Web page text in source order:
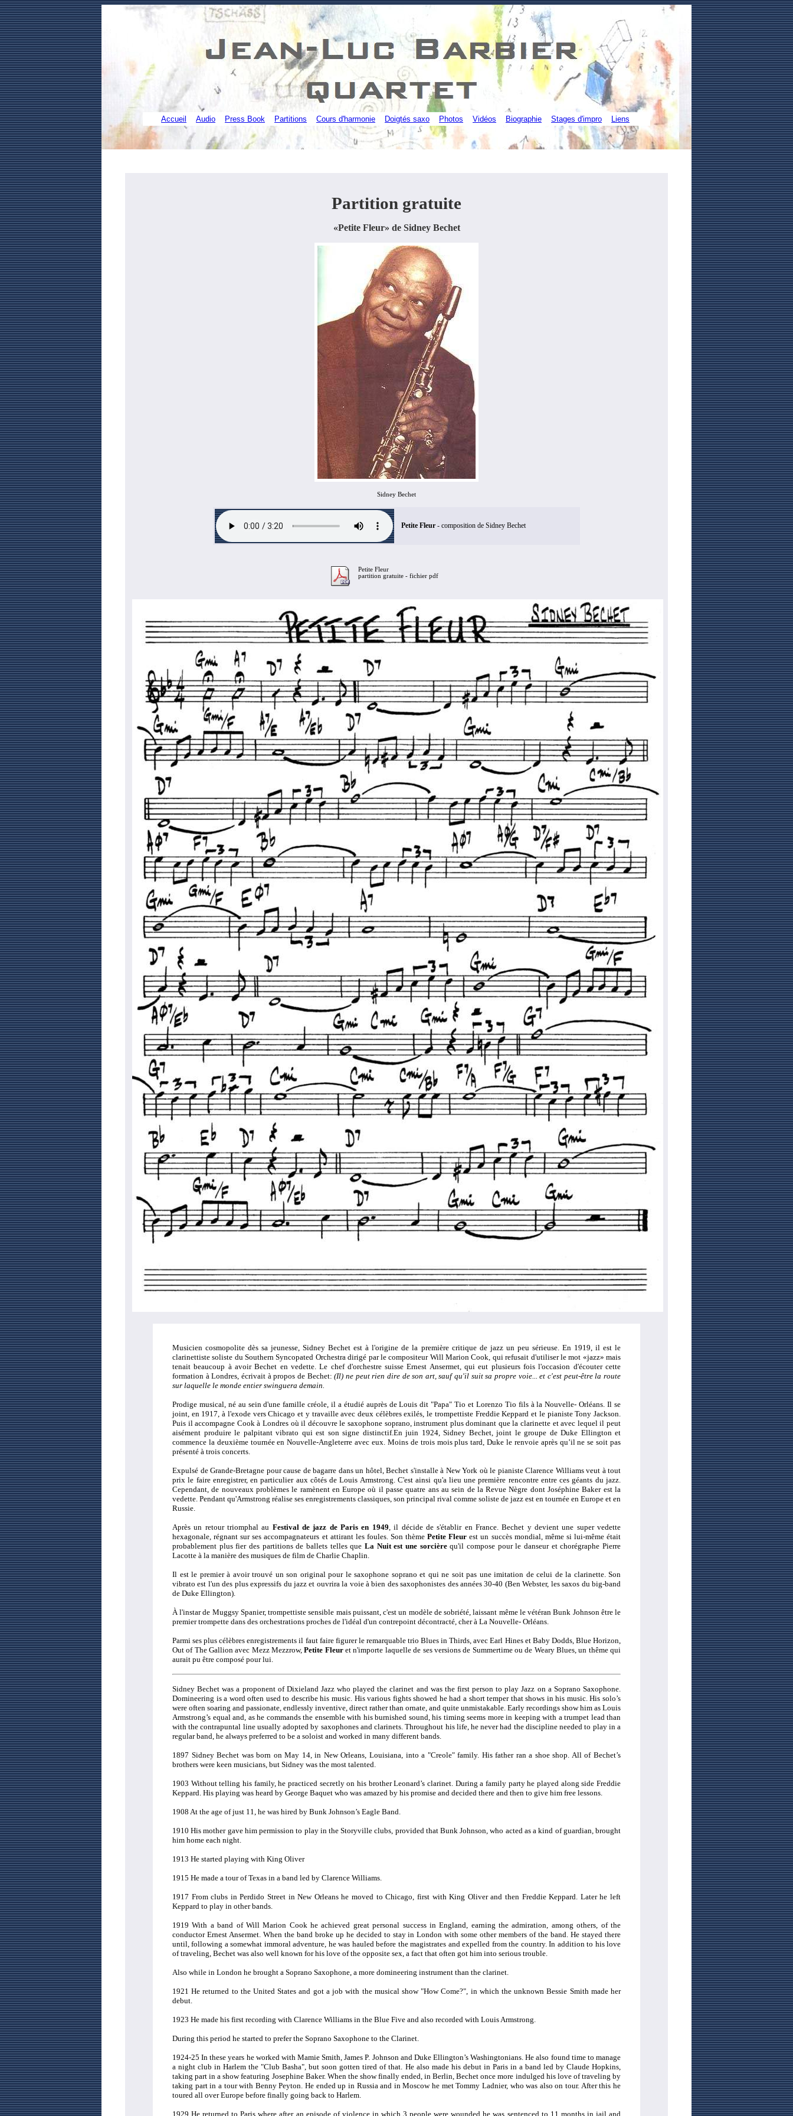
Accueil Audio Press Book Partitions Cours d'harmonie Doigtés saxo Photos Vidéos Biographie Stages d'impro Liens
Partition gratuite
«Petite Fleur» de Sidney Bechet
Sidney Bechet
Petite Fleur - composition de Sidney Bechet
Petite Fleur
partition gratuite - fichier pdf
Musicien cosmopolite dès sa jeunesse, Sidney Bechet est à l'origine de la première critique de jazz un peu sérieuse. En 1919, il est le
clarinettiste soliste du Southern Syncopated Orchestra dirigé par le compositeur Will Marion Cook, qui refusait d'utiliser le mot «jazz» mais
tenait beaucoup à avoir Bechet en vedette. Le chef d'orchestre suisse Ernest Ansermet, qui eut plusieurs fois l'occasion d'écouter cette
formation à Londres, écrivait à propos de Bechet:(Il) ne peut rien dire de son art, sauf qu'il suit sa propre voie... et c'est peut-être la route
sur laquelle le monde entier swinguera demain.
Prodige musical, né au sein d'une famille créole, il a étudié auprès de Louis dit "Papa" Tio et Lorenzo Tio fils à la Nouvelle- Orléans. Il se
joint, en 1917, à l'exode vers Chicago et y travaille avec deux célèbres exilés, le trompettiste Freddie Keppard et le pianiste Tony Jackson.
Puis il accompagne Cook à Londres où il découvre le saxophone soprano, instrument plus dominant que la clarinette et avec lequel il peut
aisément produire le palpitant vibrato qui est son signe distinctif.En juin 1924, Sidney Bechet, joint le groupe de Duke Ellington et
commence la deuxième tournée en Nouvelle-Angleterre avec eux. Moins de trois mois plus tard, Duke le renvoie après qu’il ne se soit pas
présenté à trois concerts.
Expulsé de Grande-Bretagne pour cause de bagarre dans un hôtel, Bechet s'installe à New York où le pianiste Clarence Williams veut à tout
prix le faire enregistrer, en particulier aux côtés de Louis Armstrong. C'est ainsi qu'a lieu une première rencontre entre ces géants du jazz.
Cependant, de nouveaux problèmes le ramènent en Europe où il passe quatre ans au sein de la Revue Nègre dont Joséphine Baker est la
vedette. Pendant qu'Armstrong réalise ses enregistrements classiques, son principal rival comme soliste de jazz est en tournée en Europe et en
Russie.
Après un retour triomphal au Festival de jazz de Paris en 1949, il décide de s'établir en France. Bechet y devient une super vedette
hexagonale, régnant sur ses accompagnateurs et attirant les foules. Son thèmePetite Fleur est un succès mondial, même si lui-même était
probablement plus fier des partitions de ballets telles que La Nuit est une sorcièrequ'il compose pour le danseur et chorégraphe Pierre
Lacotte à la manière des musiques de film de Charlie Chaplin.
Il est le premier à avoir trouvé un son original pour le saxophone soprano et qui ne soit pas une imitation de celui de la clarinette. Son
vibrato est l'un des plus expressifs du jazz et ouvrira la voie à bien des saxophonistes des années 30-40 (Ben Webster, les saxos du big-band
de Duke Ellington).
À l'instar de Muggsy Spanier, trompettiste sensible mais puissant, c'est un modèle de sobriété, laissant même le vétéran Bunk Johnson être le
premier trompette dans des orchestrations proches de l'idéal d'un contrepoint décontracté, cher à La Nouvelle- Orléans.
Parmi ses plus célèbres enregistrements il faut faire figurer le remarquable trio Blues in Thirds, avec Earl Hines et Baby Dodds, Blue Horizon,
Out of The Gallion avec Mezz Mezzrow,Petite Fleuret n'importe laquelle de ses versions de Summertime ou de Weary Blues, un thême qui
aurait pu être composé pour lui.
Sidney Bechet was a proponent of Dixieland Jazz who played the clarinet and was the first person to play Jazz on a Soprano Saxophone.
Domineering is a word often used to describe his music. His various fights showed he had a short temper that shows in his music. His solo’s
were often soaring and passionate, endlessly inventive, direct rather than ornate, and quite unmistakable. Early recordings show him as Louis
Armstrong’s equal and, as he commands the ensemble with his burnished sound, his timing seems more in keeping with a trumpet lead than
with the contrapuntal line usually adopted by saxophones and clarinets. Throughout his life, he never had the discipline needed to play in a
regular band, he always preferred to be a soloist and worked in many different bands.
1897 Sidney Bechet was born on May 14, in New Orleans, Louisiana, into a "Creole" family. His father ran a shoe shop. All of Bechet’s
brothers were keen musicians, but Sidney was the most talented.
1903 Without telling his family, he practiced secretly on his brother Leonard’s clarinet. During a family party he played along side Freddie
Keppard. His playing was heard by George Baquet who was amazed by his promise and decided there and then to give him free lessons.
1908 At the age of just 11, he was hired by Bunk Johnson’s Eagle Band.
1910 His mother gave him permission to play in the Storyville clubs, provided that Bunk Johnson, who acted as a kind of guardian, brought
him home each night.
1913 He started playing with King Oliver
1915 He made a tour of Texas in a band led by Clarence Williams.
1917 From clubs in Perdido Street in New Orleans he moved to Chicago, first with King Oliver and then Freddie Keppard. Later he left
Keppard to play in other bands.
1919 With a band of Will Marion Cook he achieved great personal success in England, earning the admiration, among others, of the
conductor Ernest Ansermet. When the band broke up he decided to stay in London with some other members of the band. He stayed there
until, following a somewhat immoral adventure, he was hauled before the magistrates and expelled from the country. In addition to his love
of traveling, Bechet was also well known for his love of the opposite sex, a fact that often got him into serious trouble.
Also while in London he brought a Soprano Saxophone, a more domineering instrument than the clarinet.
1921 He returned to the United States and got a job with the musical show "How Come?", in which the unknown Bessie Smith made her
debut.
1923 He made his first recording with Clarence Williams in the Blue Five and also recorded with Louis Armstrong.
During this period he started to prefer the Soprano Saxophone to the Clarinet.
1924-25 In these years he worked with Mamie Smith, James P. Johnson and Duke Ellington’s Washingtonians. He also found time to manage
a night club in Harlem the "Club Basha", but soon gotten tired of that. He also made his debut in Paris in a band led by Claude Hopkins,
taking part in a show featuring Josephine Baker. When the show finally ended, in Berlin, Bechet once more indulged his love of traveling by
taking part in a tour with Benny Peyton. He ended up in Russia and in Moscow he met Tommy Ladnier, who was also on tour. After this he
toured all over Europe before finally going back to Harlem.
1929 He returned to Paris where after an episode of violence in which 3 people were wounded he was sentenced to 11 months in jail and